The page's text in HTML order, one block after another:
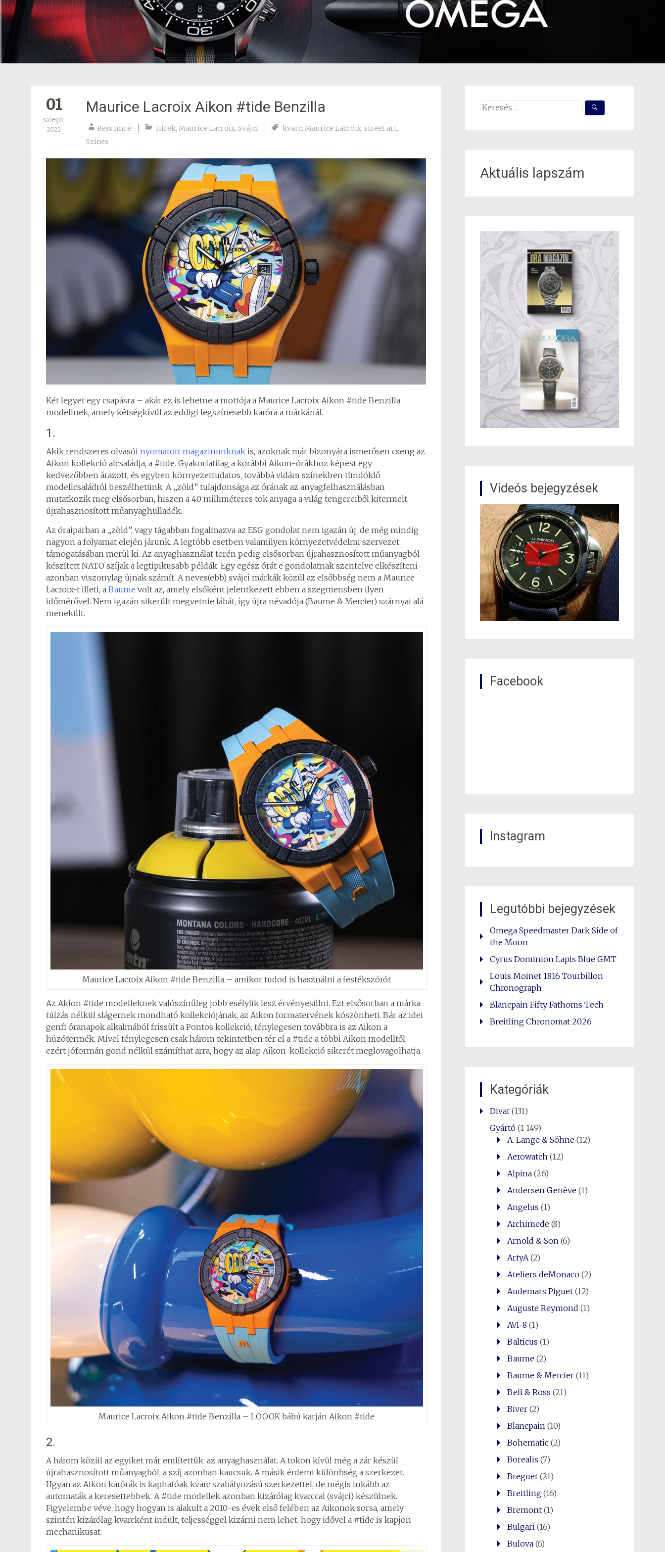
01
szept
2022
Maurice Lacroix Aikon #tide Benzilla
Ress Imre Hirek, Maurice Lacroix, Svájci kvarc, Maurice Lacroix, street art,
Színes
Két legyet egy csapásra – akár ez is lehetne a mottója a Maurice Lacroix Aikon #tide Benzilla
modellnek, amely kétségkívül az eddigi legszínesebb karóra a márkánál.
1.
Akik rendszeres olvasói nyomatott magazinunknak is, azoknak már bizonyára ismerősen cseng az
Aikon kollekció alcsaládja, a #tide. Gyakorlatilag a korábbi Aikon-órákhoz képest egy
kedvezőbben árazott, és egyben környezettudatos, továbbá vidám színekben tündöklő
modellcsaládról beszélhetünk. A „zöld” tulajdonsága az órának az anyagfelhasználásban
mutatkozik meg elsősorban, hiszen a 40 milliméteres tok anyaga a világ tengereiből kitermelt,
újrahasznosított műanyaghulladék.
Az óraiparban a „zöld”, vagy tágabban fogalmazva az ESG gondolat nem igazán új, de még mindig
nagyon a folyamat elején járunk. A legtöbb esetben valamilyen környezetvédelmi szervezet
támogatásában merül ki. Az anyaghasználat terén pedig elsősorban újrahasznosított műanyagból
készített NATO szíjak a legtipikusabb példák. Egy egész órát e gondolatnak szentelve elkészíteni
azonban viszonylag újnak számít. A neves(ebb) svájci márkák közül az elsőbbség nem a Maurice
Lacroix-t illeti, a Baume volt az, amely elsőként jelentkezett ebben a szegmensben ilyen
időmérővel. Nem igazán sikerült megvetnie lábát, így újra névadója (Baume & Mercier) szárnyai alá
menekült.
Maurice Lacroix Aikon #tide Benzilla – amikor tudod is használni a festékszórót
Az Akion #tide modelleknek valószínűleg jobb esélyük lesz érvényesülni. Ezt elsősorban a márka
túlzás nélkül slágernek mondható kollekciójának, az Aikon formatervének köszönheti. Bár az idei
genfi óranapok alkalmából frissült a Pontos kollekció, ténylegesen továbbra is az Aikon a
húzótermék. Mivel ténylegesen csak három tekintetben tér el a #tide a többi Aikon modelltől,
ezért jóformán gond nélkül számíthat arra, hogy az alap Aikon-kollekció sikerét meglovagolhatja.
Maurice Lacroix Aikon #tide Benzilla – LOOOK bábú karján Aikon #tide
2.
A három közül az egyiket már említettük: az anyaghasználat. A tokon kívül még a zár készül
újrahasznosított műanyagból, a szíj azonban kaucsuk. A másik érdemi különbség a szerkezet.
Ugyan az Aikon karórák is kaphatóak kvarc szabályozású szerkezettel, de mégis inkább az
automaták a keresettebbek. A #tide modellek azonban kizárólag kvarccal (svájci) készülnek.
Figyelembe véve, hogy hogyan is alakult a 2010-es évek első felében az Aikonok sorsa, amely
szintén kizárólag kvarcként indult, teljességgel kizárni nem lehet, hogy idővel a #tide is kapjon
mechanikusat.
Search
Aktuális lapszám
Videós bejegyzések
Facebook
Instagram
Legutóbbi bejegyzések
Omega Speedmaster Dark Side of
the Moon
Cyrus Dominion Lapis Blue GMT
Louis Moinet 1816 Tourbillon
Chronograph
Blancpain Fifty Fathoms Tech
Breitling Chronomat 2026
Kategóriák
Divat(131)
Gyártó(1 149)
A. Lange & Söhne(12)
Aerowatch (12)
Alpina(26)
Andersen Genève(1)
Angelus (1)
Archimede(8)
Arnold & Son (6)
ArtyA (2)
Ateliers deMonaco(2)
Audemars Piguet(12)
Auguste Reymond (1)
AVI-8 (1)
Balticus (1)
Baume(2)
Baume & Mercier(11)
Bell & Ross (21)
Biver(2)
Blancpain (10)
Bohematic(2)
Borealis (7)
Breguet(21)
Breitling(16)
Bremont(1)
Bulgari (16)
Bulova(6)